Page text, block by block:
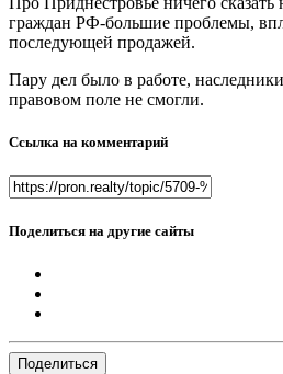
граждан РФ-большие проблемы,
последующей продажей.
Пару дел было в работе,
правовом поле не смогли.
Ссылка на комментарий
Поделиться на другие сайты
Поделиться